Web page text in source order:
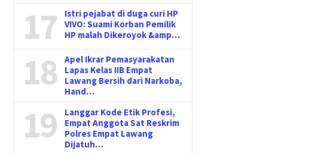
17
Istri pejabat di duga curi HP
VIVO: Suami Korban Pemilik
HP malah Dikeroyok &amp…
18
Apel Ikrar Pemasyarakatan
Lapas Kelas IIB Empat
Lawang Bersih dari Narkoba,
Hand…
19
Langgar Kode Etik Profesi,
Empat Anggota Sat Reskrim
Polres Empat Lawang
Dijatuh…